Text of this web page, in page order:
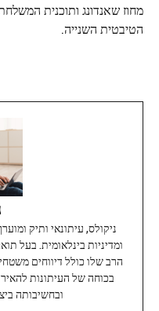
מחוז שאנדונג ותוכנית
הטיבטית השנייה.
ומדיניות בינלאומית. בעל
הרב שלו כולל דיווחים
בכוחה של העיתונות
ובחשיבותה